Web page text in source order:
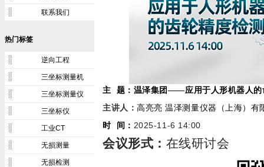
联系我们
热门标签
逆向工程
三坐标测量机
三坐标测量仪
三坐标仪
工业CT
无损测量
无损检测
主 题：温泽集团——应用于人形机器人的
主讲人 ：高亮亮 温泽测量仪器（上海）有
时 间： 2025-11 -6 14:00
会议形式： 在线研讨会